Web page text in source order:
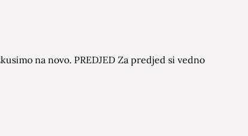
na novo. PREDJED Za predjed si vedno